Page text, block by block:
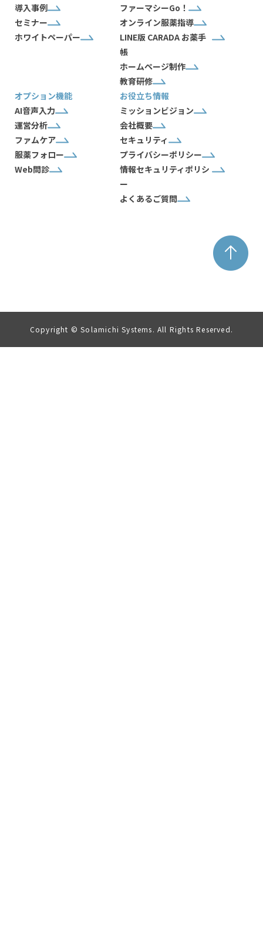
導入事例
セミナー
ホワイトペーパー
ファーマシーGo！
オンライン服薬指導
LINE版 CARADA お薬手
帳
ホームページ制作
教育研修
オプション機能
AI音声入力
運営分析
ファムケア
服薬フォロー
Web問診
お役立ち情報
ミッションビジョン
会社概要
セキュリティ
プライバシーポリシー
情報セキュリティポリシ
ー
よくあるご質問
Copyright © Solamichi Systems. All Rights Reserved.